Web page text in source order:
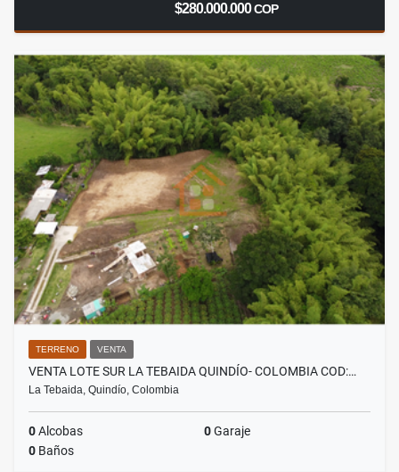
$280.000.000COP
TERRENO VENTA
VENTA LOTE SUR LA TEBAIDA QUINDÍO- COLOMBIA COD:…
La Tebaida, Quindío, Colombia
0Alcobas 0Garaje
0 Baños